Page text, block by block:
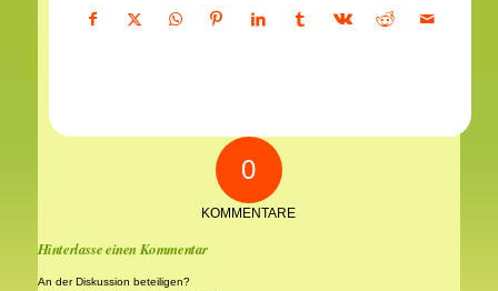
0
KOMMENTARE
Hinterlasse einen Kommentar
An der Diskussion beteiligen?